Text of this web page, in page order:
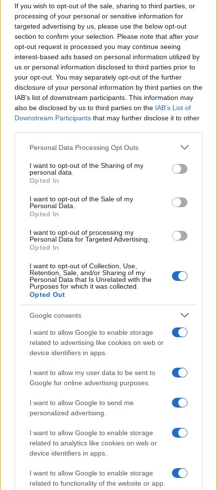
If you wish to opt-out of the sale, sharing to third parties, or
processing of your personal or sensitive information for
targeted advertising by us, please use the below opt-out
section to confirm your selection. Please note that after your
opt-out request is processed you may continue seeing
interest-based ads based on personal information utilized by
us or personal information disclosed to third parties prior to
your opt-out. You may separately opt-out of the further
disclosure of your personal information by third parties on the
IAB’s list of downstream participants. This information may
also be disclosed by us to third parties on the IAB’s List of
Downstream Participants that may further disclose it to other
Please note that this website/app uses one or more Google
not limited to your visit or usage behaviour. You may click to
grant or deny consent to Google and its third-party tags to
use your data for below specified purposes in below Google
consent section.
Personal Data Processing Opt Outs
I want to opt-out of the Sharing of my
personal data.
Opted In
I want to opt-out of the Sale of my
Personal Data.
Opted In
I want to opt-out of processing my
Personal Data for Targeted Advertising.
Opted In
I want to opt-out of Collection, Use,
Retention, Sale, and/or Sharing of my
Personal Data that Is Unrelated with the
Purposes for which it was collected.
Opted Out
Google consents
I want to allow Google to enable storage
related to advertising like cookies on web or
device identifiers in apps.
I want to allow my user data to be sent to
Google for online advertising purposes.
I want to allow Google to send me
personalized advertising.
I want to allow Google to enable storage
related to analytics like cookies on web or
device identifiers in apps.
I want to allow Google to enable storage
related to functionality of the website or app.
Notizie in tempo reale?
Entra nel canale telegram di
GalluraOggi.it
Ricevi le nostre ultime news
daGoogle News
Condividi l'articolo
F
a
ce
b
o
o
k
T
w
it
te
r
n
re
h
s
p
p
h
re
Prossimo articolo
NOTIZIE RECENTI
Ristorante distrutto dalle fiamme a La
Maddalena, incendio a Monti d’à rena
Le previsioni meteo per il weekend a Olbia e in
Gallura
Michelle Hunziker in Gallura, bella anche dal
vivo: un amico vip svela come fa
Calangianus, dopo le polemiche il centro
accoglienza minori chiude
Olbia, divieto di sosta contro spaccio e degrado:
esplode la protesta